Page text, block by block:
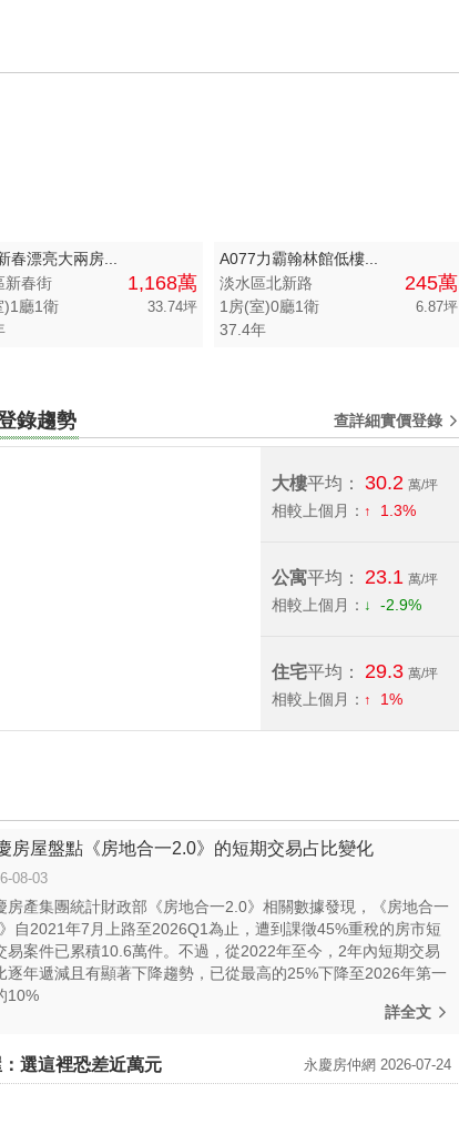
春漂亮大兩房...
新春街
1,168萬
)1廳1衛 33.74坪
A077力霸翰林館低樓...
淡水區北新路
245萬
1房(室)0廳1衛 6.87坪
37.4年
錄趨勢 查詳細實價登錄
大樓平均： 30.2 萬/坪
相較上個月： 1.3%
公寓平均： 23.1 萬/坪
相較上個月： -2.9%
住宅平均： 29.3 萬/坪
相較上個月： 1%
房屋盤點《房地合一2.0》的短期交易占比變化
08-03
房產集團統計財政部《房地合一2.0》相關數據發現，《房地合一
自2021年7月上路至2026Q1為止，遭到課徵45%重稅的房市短
易案件已累積10.6萬件。不過，從2022年至今，2年內短期交易
逐年遞減且有顯著下降趨勢，已從最高的25%下降至2026年第一
10%
詳全文
選這裡恐差近萬元 永慶房仲網 2026-07-24